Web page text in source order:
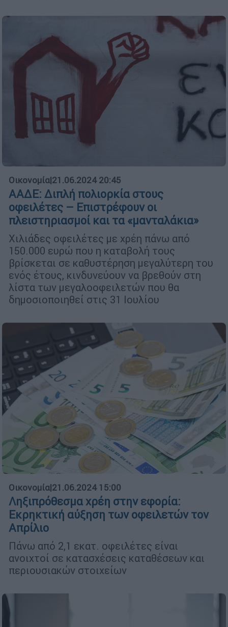
Οικονομία|21.06.2024 20:45
ΑΑΔΕ: Διπλή πολιορκία στους
οφειλέτες – Επιστρέφουν οι
πλειστηριασμοί και τα «μανταλάκια»
Χιλιάδες οφειλέτες με χρέη πάνω από
150.000 ευρώ που η καταβολή τους
βρίσκεται σε καθυστέρηση μεγαλύτερη του
ενός έτους, κινδυνεύουν να βρεθούν στη
λίστα των μεγαλοοφειλετών που θα
δημοσιοποιηθεί στις 31 Ιουλίου
Οικονομία|21.06.2024 15:00
Ληξιπρόθεσμα χρέη στην εφορία:
Εκρηκτική αύξηση των οφειλετών τον
Απρίλιο
Πάνω από 2,1 εκατ. οφειλέτες είναι
ανοιχτοί σε κατασχέσεις καταθέσεων και
περιουσιακών στοιχείων